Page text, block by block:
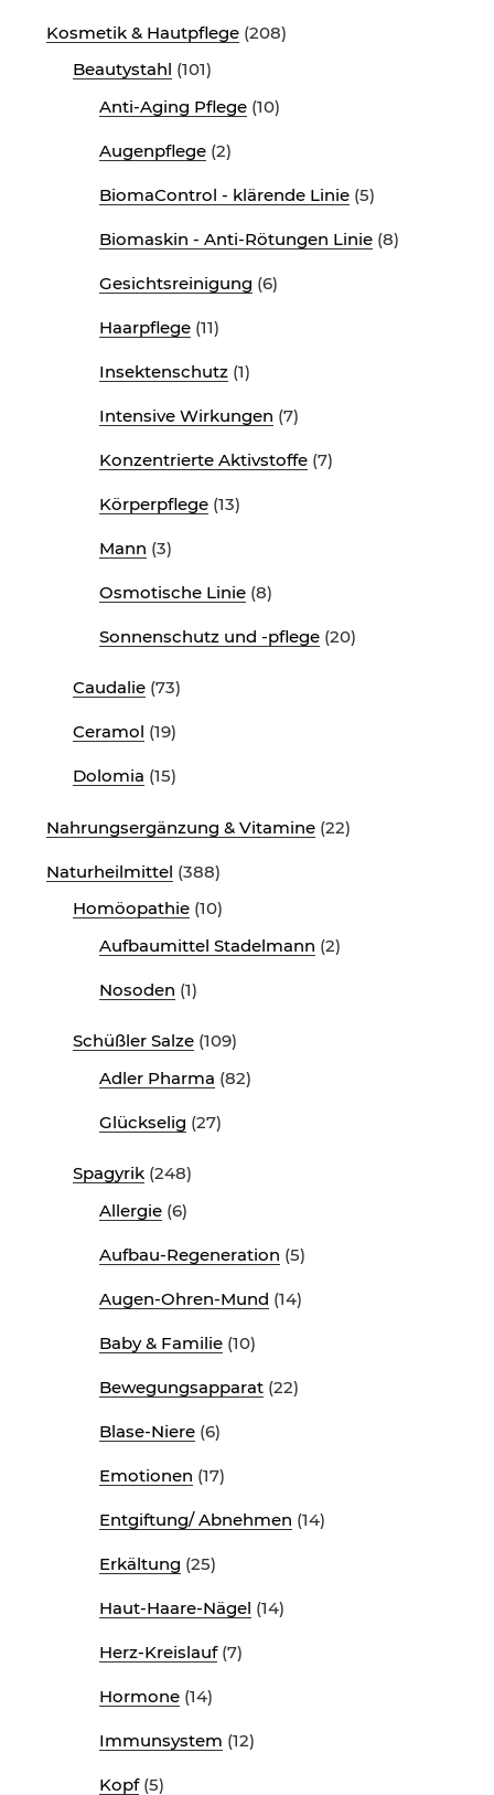
Kosmetik & Hautpflege (208)
Beautystahl (101)
Anti-Aging Pflege (10)
Augenpflege (2)
BiomaControl - klärende Linie (5)
Biomaskin - Anti-Rötungen Linie (8)
Gesichtsreinigung (6)
Haarpflege (11)
Insektenschutz (1)
Intensive Wirkungen (7)
Konzentrierte Aktivstoffe (7)
Körperpflege (13)
Mann (3)
Osmotische Linie (8)
Sonnenschutz und -pflege (20)
Caudalie (73)
Ceramol (19)
Dolomia (15)
Nahrungsergänzung & Vitamine (22)
Naturheilmittel (388)
Homöopathie (10)
Aufbaumittel Stadelmann (2)
Nosoden (1)
Schüßler Salze (109)
Adler Pharma (82)
Glückselig (27)
Spagyrik (248)
Allergie (6)
Aufbau-Regeneration (5)
Augen-Ohren-Mund (14)
Baby & Familie (10)
Bewegungsapparat (22)
Blase-Niere (6)
Emotionen (17)
Entgiftung/ Abnehmen (14)
Erkältung (25)
Haut-Haare-Nägel (14)
Herz-Kreislauf (7)
Hormone (14)
Immunsystem (12)
Kopf (5)